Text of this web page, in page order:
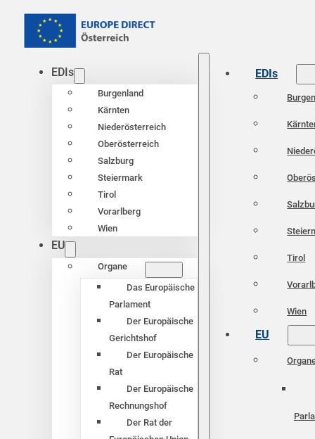
EDIs
Burgenland
Kärnten
Niederösterreich
Oberösterreich
Salzburg
Steiermark
Tirol
Vorarlberg
Wien
EU
Organe
Das Europäische
Parlament
Der Europäische
Gerichtshof
Der Europäische
Rat
Der Europäische
Rechnungshof
Der Rat der
EDIs
Tirol
Wien
EU